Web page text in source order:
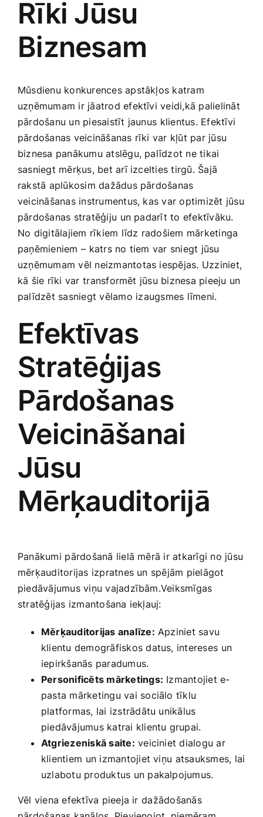
Medicīnas preces
Mobilie telefoni, planšetdatori
Pārtikas preces
Preces birojam
Preces pieaugušajiem
Rotaļlietas, bērnu preces
Smaržas, kosmētika
TV un Sadzīves tehnika
Zoo preces
Rīki Jūsu
Biznesam
Mūsdienu konkurences apstākļos ‌katram
uzņēmumam ir jāatrod efektīvi‌ veidi,kā palielināt
pārdošanu un piesaistīt jaunus⁢ klientus. Efektīvi
pārdošanas veicināšanas rīki var kļūt par jūsu
biznesa ‌panākumu atslēgu, palīdzot ne tikai
sasniegt mērķus, bet arī izcelties tirgū. Šajā
rakstā aplūkosim dažādus pārdošanas
veicināšanas ‌instrumentus, kas var optimizēt jūsu
pārdošanas stratēģiju ⁢un padarīt to efektīvāku.
No digitālajiem rīkiem līdz radošiem mārketinga
paņēmieniem –⁢ katrs no tiem var sniegt jūsu
uzņēmumam vēl neizmantotas iespējas. Uzziniet,
kā šie rīki var ⁢transformēt jūsu biznesa pieeju un
palīdzēt sasniegt vēlamo ⁤izaugsmes līmeni.
Efektīvas
Stratēģijas
Pārdošanas
Veicināšanai
Jūsu
Mērķauditorijā
Panākumi ⁤pārdošanā lielā mērā ir atkarīgi no jūsu
mērķauditorijas izpratnes un spējām pielāgot
piedāvājumus viņu vajadzībām.Veiksmīgas
stratēģijas ​izmantošana iekļauj:
Mērķauditorijas analīze: Apziniet savu
klientu ​demogrāfiskos datus, intereses⁣ un
iepirkšanās paradumus.
Personificēts mārketings: Izmantojiet e-
pasta mārketingu vai sociālo tīklu
platformas, lai izstrādātu unikālus
piedāvājumus ​katrai klientu grupai.
Atgriezeniskā saite: veiciniet dialogu ar
klientiem ⁤un izmantojiet viņu⁢ atsauksmes,‌ lai
uzlabotu produktus un pakalpojumus.
Vēl viena efektīva pieeja ir ⁤dažādošanās